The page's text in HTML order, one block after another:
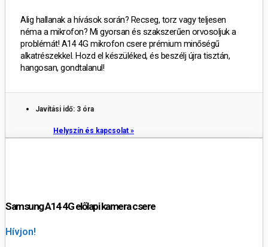
Alig hallanak a hívások során? Recseg, torz vagy teljesen
néma a mikrofon? Mi gyorsan és szakszerűen orvosoljuk a
problémát! A14 4G mikrofon csere prémium minőségű
alkatrészekkel. Hozd el készüléked, és beszélj újra tisztán,
hangosan, gondtalanul!
Javítási idő: 3 óra
Helyszín és kapcsolat »
Samsung A14 4G előlapi kamera csere
Hívjon!